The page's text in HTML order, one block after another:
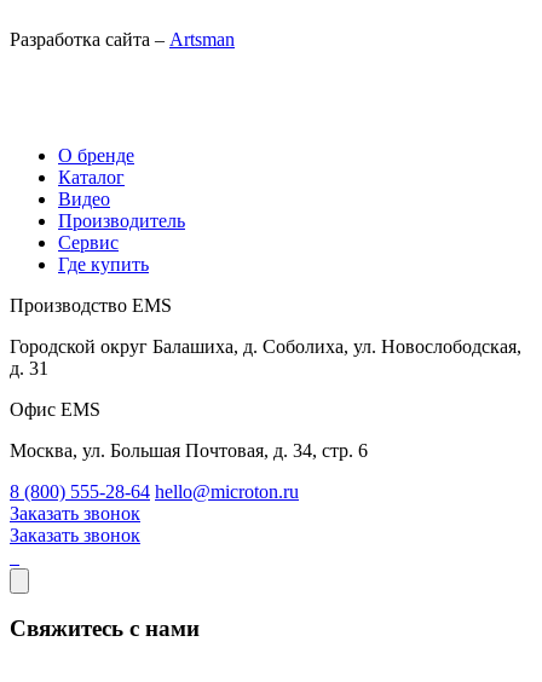
Разработка сайта – Artsman
О бренде
Каталог
Видео
Производитель
Сервис
Где купить
Производство EMS
Городской округ Балашиха, д. Соболиха, ул. Новослободская,
д. 31
Офис EMS
Москва, ул. Большая Почтовая, д. 34, стр. 6
8 (800) 555-28-64 hello@microton.ru
Заказать звонок
Заказать звонок
Свяжитесь с нами